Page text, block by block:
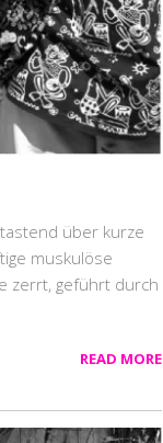
über kurze
muskulöse
zerrt, geführt durch
READ MORE